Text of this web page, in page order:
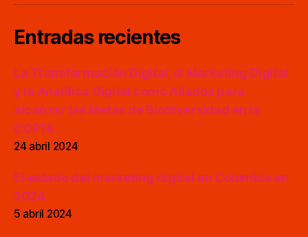
Entradas recientes
La Transformación Digital, el Marketing Digital
y la Analítica Digital como Aliados para
alcanzar las Metas de Biodiversidad en la
COP16
24 abril 2024
El estado del marketing digital en Colombia en
2024
5 abril 2024